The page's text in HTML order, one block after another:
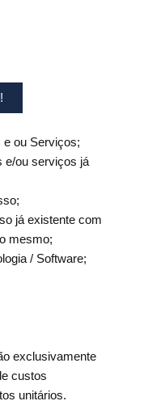
e ou Serviços;
e/ou serviços já
já existente com
mesmo;
/ Software;
exclusivamente
custos
unitários.